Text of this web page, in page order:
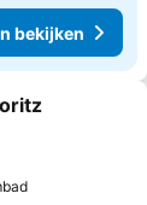
bekijken
Prijzen